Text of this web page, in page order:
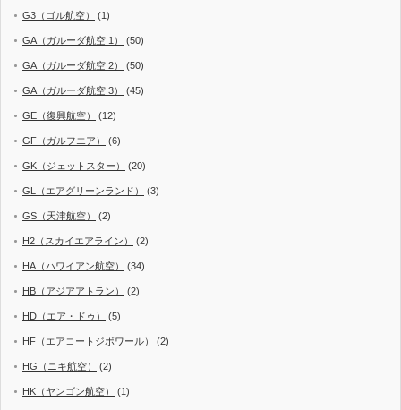
G3（ゴル航空） (1)
GA（ガルーダ航空 1） (50)
GA（ガルーダ航空 2） (50)
GA（ガルーダ航空 3） (45)
GE（復興航空） (12)
GF（ガルフエア） (6)
GK（ジェットスター） (20)
GL（エアグリーンランド） (3)
GS（天津航空） (2)
H2（スカイエアライン） (2)
HA（ハワイアン航空） (34)
HB（アジアアトラン） (2)
HD（エア・ドゥ） (5)
HF（エアコートジボワール） (2)
HG（ニキ航空） (2)
HK（ヤンゴン航空） (1)